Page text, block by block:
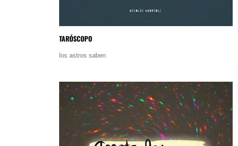
TARÓSCOPO
los astros saben